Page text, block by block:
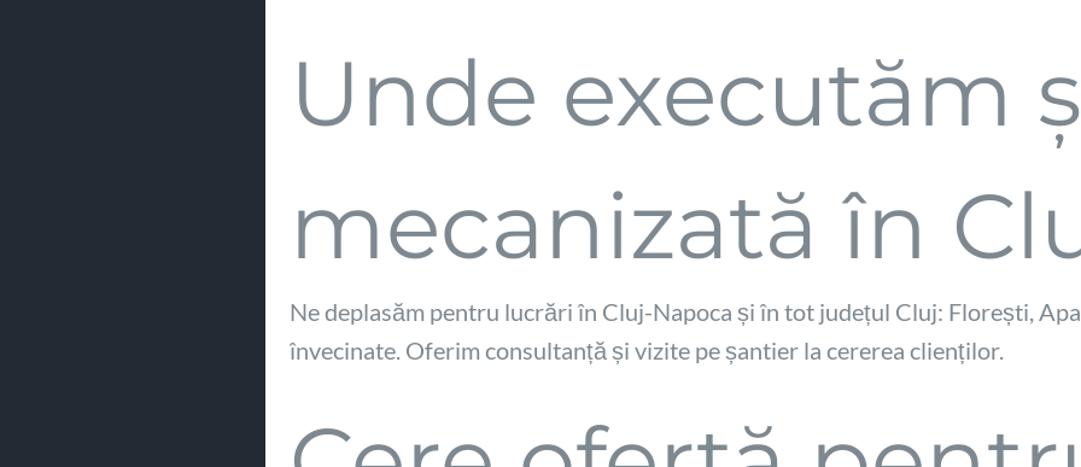
Unde executăm
mecanizată în
Ne deplasăm pentru lucrări în Cluj-Napoca și în tot județul Cluj: Florești,
învecinate. Oferim consultanță și vizite pe șantier la cererea clienților.